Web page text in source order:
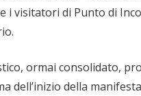
i visitatori di Punto di
ormai consolidato,
dell’inizio della